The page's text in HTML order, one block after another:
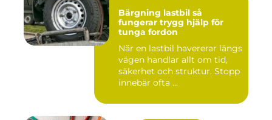
Bärgning lastbil så
fungerar trygg hjälp för
tunga fordon
När en lastbil havererar längs
vägen handlar allt om tid,
säkerhet och struktur. Stopp
innebär ofta ...